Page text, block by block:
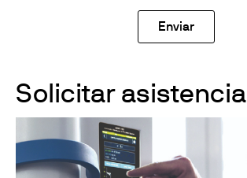
Solicitar asistencia